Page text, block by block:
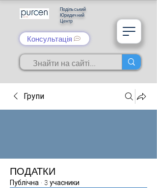
Подільський
Юридичний
Центр
Консультація
Групи
ПОДАТКИ
Публічна · 3 учасники